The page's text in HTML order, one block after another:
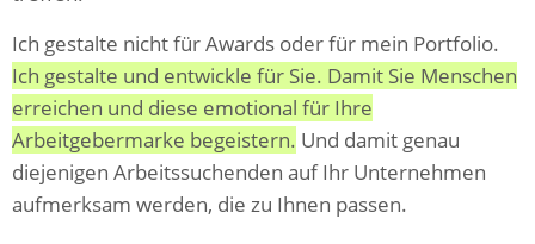
Ich gestalte nicht für Awards oder für mein Portfolio.
Ich gestalte und entwickle für Sie. Damit Sie Menschen
erreichen und diese emotional für Ihre
Arbeitgebermarke begeistern. Und damit genau
diejenigen Arbeitssuchenden auf Ihr Unternehmen
aufmerksam werden, die zu Ihnen passen.